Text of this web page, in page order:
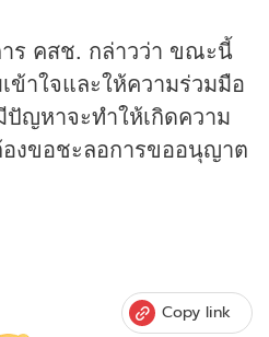
าร คสช. กล่าวว่า ขณะนี้
าใจและให้ความร่วมมือ
ญหาจะทำให้เกิดความ
องขอชะลอการขออนุญาต
Copy link